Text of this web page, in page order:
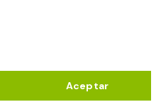
Aceptar